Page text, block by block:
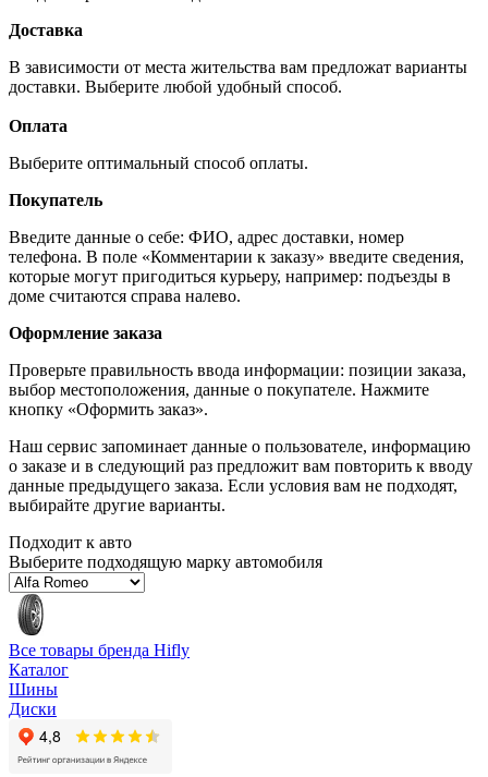
Доставка
В зависимости от места жительства вам предложат варианты
доставки. Выберите любой удобный способ.
Оплата
Выберите оптимальный способ оплаты.
Покупатель
Введите данные о себе: ФИО, адрес доставки, номер
телефона. В поле «Комментарии к заказу» введите сведения,
которые могут пригодиться курьеру, например: подъезды в
доме считаются справа налево.
Оформление заказа
Проверьте правильность ввода информации: позиции заказа,
выбор местоположения, данные о покупателе. Нажмите
кнопку «Оформить заказ».
Наш сервис запоминает данные о пользователе, информацию
о заказе и в следующий раз предложит вам повторить к вводу
данные предыдущего заказа. Если условия вам не подходят,
выбирайте другие варианты.
Подходит к авто
Выберите подходящую марку автомобиля
Все товары бренда Hifly
Каталог
Шины
Диски